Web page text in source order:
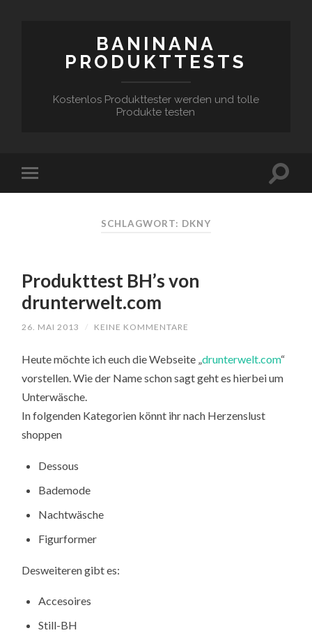
BANINANA
PRODUKTTESTS
Kostenlos Produkttester werden und tolle
Produkte testen
SCHLAGWORT: DKNY
Produkttest BH’s von
drunterwelt.com
26. MAI 2013 / KEINE KOMMENTARE
Heute möchte ich euch die Webseite „drunterwelt.com“
vorstellen. Wie der Name schon sagt geht es hierbei um
Unterwäsche.
In folgenden Kategorien könnt ihr nach Herzenslust
shoppen
Dessous
Bademode
Nachtwäsche
Figurformer
Desweiteren gibt es:
Accesoires
Still-BH